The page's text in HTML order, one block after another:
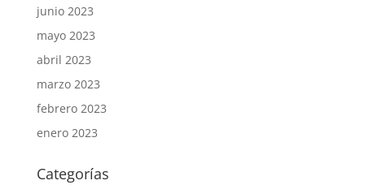
junio 2023
mayo 2023
abril 2023
marzo 2023
febrero 2023
enero 2023
Categorías